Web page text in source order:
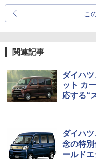
こ
関連記事
ダイハ
ット カ
応する“
ダイハ
念の特
ールドエ